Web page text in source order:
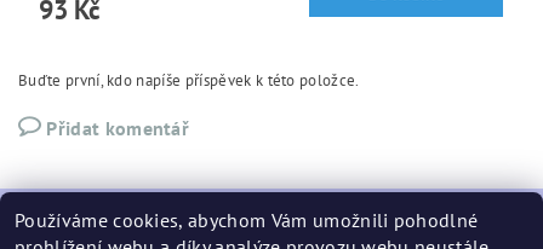
93 Kč
Buďte první, kdo napíše příspěvek k této položce.
Přidat komentář
Používáme cookies, abychom Vám umožnili pohodlné